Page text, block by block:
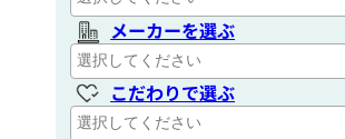
メーカーを選ぶ
こだわりで選ぶ